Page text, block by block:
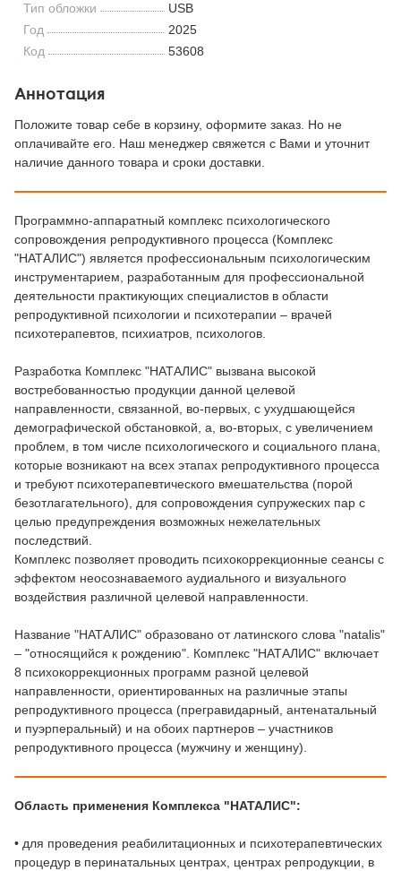
Тип обложки
USB
Год
2025
Код
53608
Аннотация
Положите товар себе в корзину, оформите заказ. Но не
оплачивайте его. Наш менеджер свяжется с Вами и уточнит
наличие данного товара и сроки доставки.
Программно-аппаратный комплекс психологического
сопровождения репродуктивного процесса (Комплекс
"НАТАЛИС") является профессиональным психологическим
инструментарием, разработанным для профессиональной
деятельности практикующих специалистов в области
репродуктивной психологии и психотерапии – врачей
психотерапевтов, психиатров, психологов.
Разработка Комплекс "НАТАЛИС" вызвана высокой
востребованностью продукции данной целевой
направленности, связанной, во-первых, с ухудшающейся
демографической обстановкой, а, во-вторых, с увеличением
проблем, в том числе психологического и социального плана,
которые возникают на всех этапах репродуктивного процесса
и требуют психотерапевтического вмешательства (порой
безотлагательного), для сопровождения супружеских пар с
целью предупреждения возможных нежелательных
последствий.
Комплекс позволяет проводить психокоррекционные сеансы с
эффектом неосознаваемого аудиального и визуального
воздействия различной целевой направленности.
Название "НАТАЛИС" образовано от латинского слова "natalis"
– "относящийся к рождению". Комплекс "НАТАЛИС" включает
8 психокоррекционных программ разной целевой
направленности, ориентированных на различные этапы
репродуктивного процесса (прегравидарный, антенатальный
и пуэрперальный) и на обоих партнеров – участников
репродуктивного процесса (мужчину и женщину).
Область применения Комплекса "НАТАЛИС":
• для проведения реабилитационных и психотерапевтических
процедур в перинатальных центрах, центрах репродукции, в